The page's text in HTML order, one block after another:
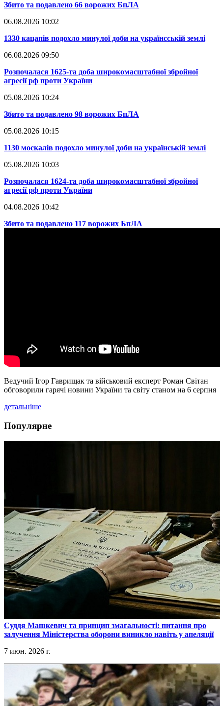
​Збито та подавлено 66 ворожих БпЛА
06.08.2026 10:02
​1330 кацапів подохло минулої доби на українсській землі
06.08.2026 09:50
​Розпочалася 1625-та доба широкомасштабної збройної
агресії рф проти України
05.08.2026 10:24
​Збито та подавлено 98 ворожих БпЛА
05.08.2026 10:15
​1130 москалів подохло минулої доби на українській землі
05.08.2026 10:03
​Розпочалася 1624-та доба широкомасштабної збройної
агресії рф проти України
04.08.2026 10:42
​Збито та подавлено 117 ворожих БпЛА
Ведучий Ігор Гаврищак та військовий експерт Роман Світан
обговорили гарячі новини України та світу станом на 6 серпня
детальніше
Популярне
​Суддя Машкевич та принцип змагальності: питання про
залучення Міністерства оборони виникло навіть у апеляції
7 июн. 2026 г.